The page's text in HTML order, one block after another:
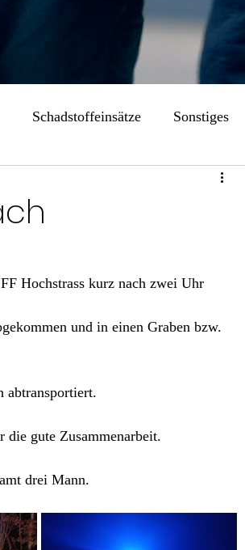
Schadstoffeinsätze Sonstiges
Hochstrass kurz nach zwei Uhr
und in einen Graben bzw.
abtransportiert.
die gute Zusammenarbeit.
drei Mann.